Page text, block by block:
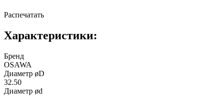
Распечатать
Характеристики:
Бренд
OSAWA
Диаметр øD
32.50
Диаметр ød